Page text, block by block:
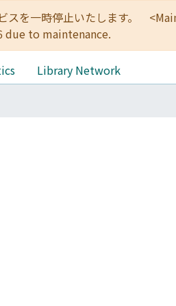
スを一時停止いたします。
due to maintenance.
Library Network